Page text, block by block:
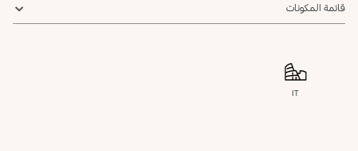
قائمة المكونات
IT